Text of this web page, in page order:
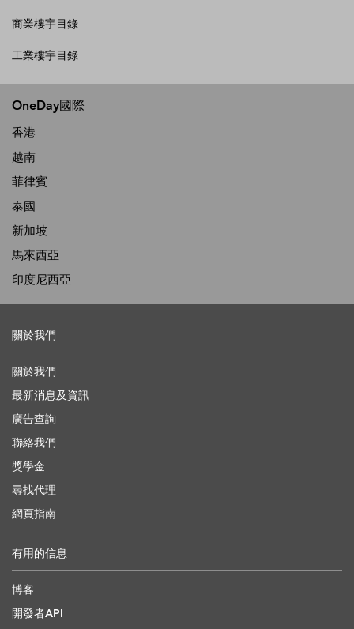
商業樓宇目錄
工業樓宇目錄
OneDay國際
香港
越南
菲律賓
泰國
新加坡
馬來西亞
印度尼西亞
關於我們
關於我們
最新消息及資訊
廣告查詢
聯絡我們
獎學金
尋找代理
網頁指南
有用的信息
博客
開發者API